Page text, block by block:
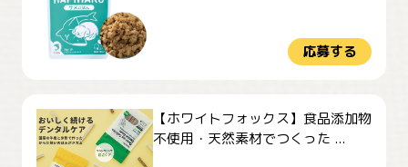
応募する
【ホワイトフォックス】食品添加物
不使用・天然素材でつくった ...